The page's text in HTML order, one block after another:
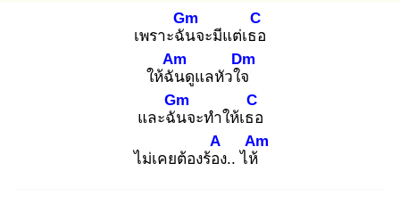
เพราะฉัน
Gm
จะมีแต่เธอ
C
ให้ฉัน
Am
ดูแลหัวใจ
Dm
และฉัน
Gm
จะทำให้เธอ
C
ไม่เคยต้องร้อง
A
.. ไห้
Am